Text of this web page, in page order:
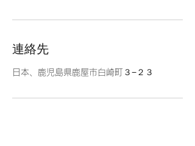
連絡先
日本、鹿児島県鹿屋市白崎町３−２３